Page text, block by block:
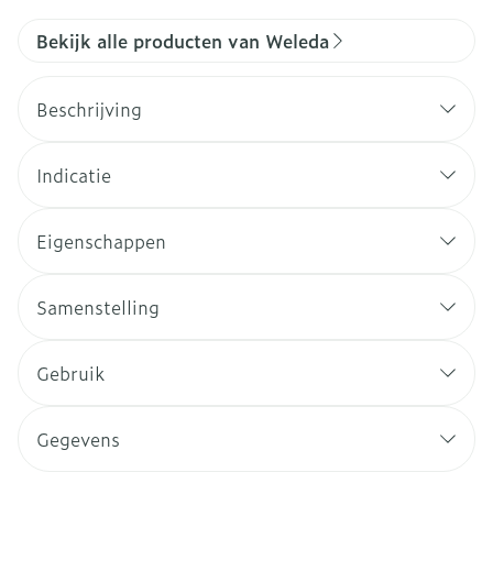
Bekijk alle producten van Weleda
Beschrijving
Indicatie
Eigenschappen
Samenstelling
Gebruik
Gegevens